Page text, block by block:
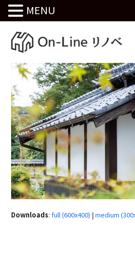
Downloads:full (600x400) |medium
MENU